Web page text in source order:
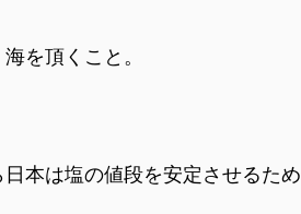
を頂くこと。
本は塩の値段を安定させるため